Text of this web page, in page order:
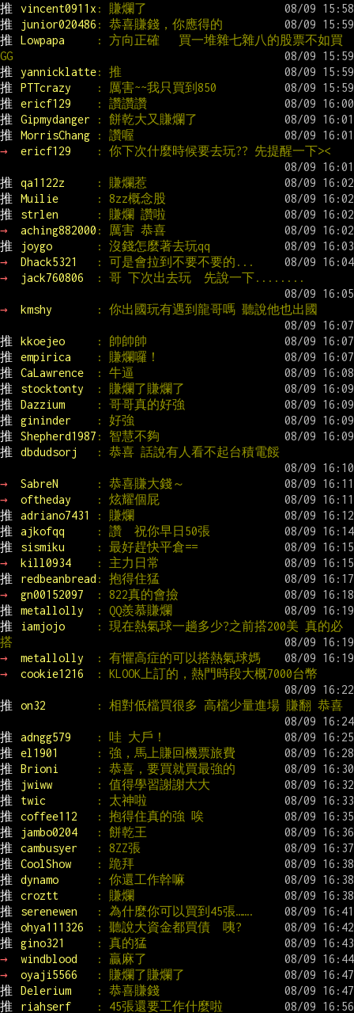
推
vincent0911x : 賺爛了
推
junior020486 : 恭喜賺錢，你應得的
推
Lowpapa
: 方向正確   買一堆雜七雜八的股票不如買
GG
推
yannicklatte: 推
推
PTTcrazy
: 厲害~~我只買到850
推
ericf129
: 讚讚讚
推
Gipmydanger
: 餅乾大又賺爛了
推
MorrisChang
: 讚喔
→
ericf129 : 你下次什麼時候要去玩?? 先提醒一下><
推 qa1122z
: 賺爛惹
推
Muilie
: 8zz概念股
推
strlen
: 賺爛 讚啦
→
aching882000 : 厲害 恭喜
推
joygo
: 沒錢怎麼著去玩qq
→
Dhack5321
: 可是會拉到不要不要的...
→
jack760806 : 哥 下次出去玩  先說一下........
→ kmshy : 你出國玩有遇到龍哥嗎 聽說他也出國
推 kkoejeo
: 帥帥帥
推
empirica
: 賺爛囉！
推
CaLawrence
: 牛逼
推
stocktonty
: 賺爛了賺爛了
推
Dazzium
: 哥哥真的好強
推
gininder
: 好強
推
Shepherd1987 : 智慧不夠
推
dbdudsorj : 恭喜 話說有人看不起台積電餒
→ SabreN
: 恭喜賺大錢～
→
oftheday
: 炫耀個屁
推
adriano7431
: 賺爛
推
ajkofqq
: 讚  祝你早日50張
推
sismiku
: 最好趕快平倉==
→
kill0934
: 主力日常
推
redbeanbread : 抱得住猛
→
gn00152097
: 822真的會撿
推
metallolly
: QQ羨慕賺爛
推
iamjojo
: 現在熱氣球一趟多少?之前搭200美 真的必
搭
→
metallolly
: 有懼高症的可以搭熱氣球媽
→
cookie1216 : KLOOK上訂的，熱門時段大概7000台幣
推 on32 : 相對低檔買很多 高檔少量進場 賺翻 恭喜
推 adngg579
: 哇 大戶！
推
el1901
: 強，馬上賺回機票旅費
推
Brioni
: 恭喜，要買就買最強的
推
jwiww
: 值得學習謝謝大大
推
twic
: 太神啦
推
coffee112
: 抱得住真的強 唉
推
jambo0204
: 餅乾王
推
cambusyer
: 8ZZ張
推
CoolShow
: 跪拜
推
dynamo
: 你還工作幹嘛
推
croztt
: 賺爛
推
serenewen
: 為什麼你可以買到45張…….
推
ohya111326
: 聽說大資金都買債  咦?
推
gino321
: 真的猛
→
windblood
: 贏麻了
→
oyaji5566
: 賺爛了賺爛了
推
Delerium
: 恭喜賺錢
推
riahserf
: 45張還要工作什麼啦